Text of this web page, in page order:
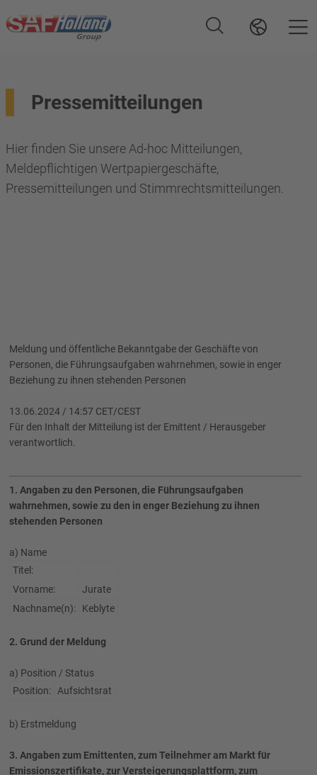
Pressemitteilungen
Hier finden Sie unsere Ad-hoc Mitteilungen,
Meldepflichtigen Wertpapiergeschäfte,
Pressemitteilungen und Stimmrechtsmitteilungen.
Meldung und öffentliche Bekanntgabe der Geschäfte von
Personen, die Führungsaufgaben wahrnehmen, sowie in enger
Beziehung zu ihnen stehenden Personen
13.06.2024 / 14:57 CET/CEST
Für den Inhalt der Mitteilung ist der Emittent / Herausgeber
verantwortlich.
1. Angaben zu den Personen, die Führungsaufgaben
wahrnehmen, sowie zu den in enger Beziehung zu ihnen
stehenden Personen
a) Name
Titel:
Vorname:
Jurate
Nachname(n):
Keblyte
2. Grund der Meldung
a) Position / Status
Position:
Aufsichtsrat
b) Erstmeldung
3. Angaben zum Emittenten, zum Teilnehmer am Markt für
Emissionszertifikate, zur Versteigerungsplattform, zum